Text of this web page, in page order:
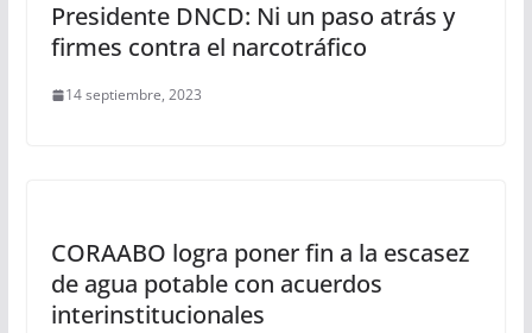
Presidente DNCD: Ni un paso atrás y
firmes contra el narcotráfico
14 septiembre, 2023
CORAABO logra poner fin a la escasez
de agua potable con acuerdos
interinstitucionales